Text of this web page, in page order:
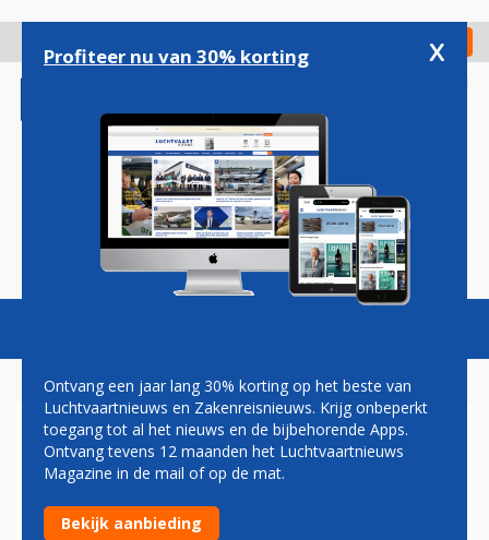
gaan
Check in
Magazine Podcasts Vacatures
LUFTHANSA: VERMISTE
BAGAGE EENVOUDIGER TE
TRACEREN
Profiteer nu van 30% korting x
Ontvang een jaar lang 30% korting op het beste van
Luchtvaartnieuws en Zakenreisnieuws. Krijg onbeperkt
toegang tot al het nieuws en de bijbehorende Apps.
Ontvang tevens 12 maanden het Luchtvaartnieuws
Magazine in de mail of op de mat.
Bekijk aanbieding